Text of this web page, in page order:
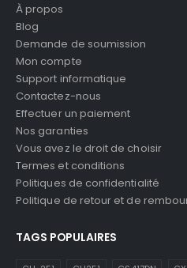
À propos
Blog
Demande de soumission
Mon compte
Support informatique
Contactez-nous
Effectuer un paiement
Nos garanties
Vous avez le droit de choisir
Termes et conditions
Politiques de confidentialité
Politique de retour et de
TAGS POPULAIRES